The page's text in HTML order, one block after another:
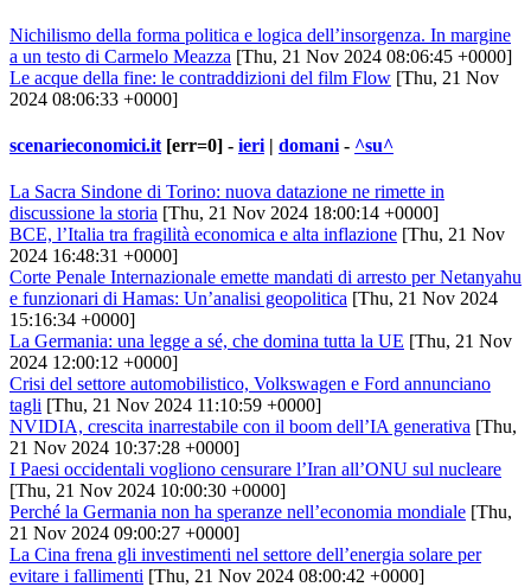
Nichilismo della forma politica e logica dell’insorgenza. In margine
a un testo di Carmelo Meazza [Thu, 21 Nov 2024 08:06:45 +0000]
Le acque della fine: le contraddizioni del film Flow [Thu, 21 Nov
2024 08:06:33 +0000]
scenarieconomici.it [err=0] - ieri | domani - ^su^
La Sacra Sindone di Torino: nuova datazione ne rimette in
discussione la storia [Thu, 21 Nov 2024 18:00:14 +0000]
BCE, l’Italia tra fragilità economica e alta inflazione [Thu, 21 Nov
2024 16:48:31 +0000]
Corte Penale Internazionale emette mandati di arresto per Netanyahu
e funzionari di Hamas: Un’analisi geopolitica [Thu, 21 Nov 2024
15:16:34 +0000]
La Germania: una legge a sé, che domina tutta la UE [Thu, 21 Nov
2024 12:00:12 +0000]
Crisi del settore automobilistico, Volkswagen e Ford annunciano
tagli [Thu, 21 Nov 2024 11:10:59 +0000]
NVIDIA, crescita inarrestabile con il boom dell’IA generativa [Thu,
21 Nov 2024 10:37:28 +0000]
I Paesi occidentali vogliono censurare l’Iran all’ONU sul nucleare
[Thu, 21 Nov 2024 10:00:30 +0000]
Perché la Germania non ha speranze nell’economia mondiale [Thu,
21 Nov 2024 09:00:27 +0000]
La Cina frena gli investimenti nel settore dell’energia solare per
evitare i fallimenti [Thu, 21 Nov 2024 08:00:42 +0000]